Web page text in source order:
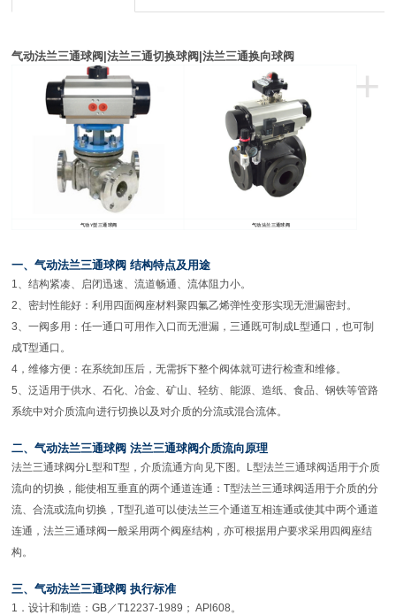
气动法兰三通球阀 |法兰三通切换球阀 |法兰三通换向球阀
+
气动Y型三通球阀 气动法兰三通球阀
一、气动法兰三通球阀 结构特点及用途
1、结构紧凑、启闭迅速、流道畅通、流体阻力小。
2、密封性能好：利用四面阀座材料聚四氟乙烯弹性变形实现无泄漏密封。
3、一阀多用：任一通口可用作入口而无泄漏，三通既可制成L型通口，也可制
成T型通口。
4，维修方便：在系统卸压后，无需拆下整个阀体就可进行检查和维修。
5、泛适用于供水、石化、冶金、矿山、轻纺、能源、造纸、食品、钢铁等管路
系统中对介质流向进行切换以及对介质的分流或混合流体。
二、气动法兰三通球阀 法兰三通球阀介质流向原理
法兰三通球阀分L型和T型，介质流通方向见下图。L型法兰三通球阀适用于介质
流向的切换，能使相互垂直的两个通道连通：T型法兰三通球阀适用于介质的分
流、合流或流向切换，T型孔道可以使法兰三个通道互相连通或使其中两个通道
连通，法兰三通球阀一般采用两个阀座结构，亦可根据用户要求采用四阀座结
构。
三、气动法兰三通球阀 执行标准
1 ．设计和制造：GB／T12237-1989； APl608。